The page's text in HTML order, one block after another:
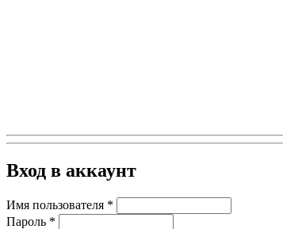
Вход в аккаунт
Имя пользователя *
Пароль *